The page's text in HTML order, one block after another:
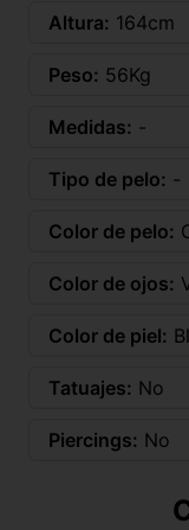
Altura: 164cm
Peso: 56Kg
Medidas: -
Tipo de pelo: -
Color de pelo:
Color de ojos:
Color de piel:
Tatuajes: No
Piercings: No